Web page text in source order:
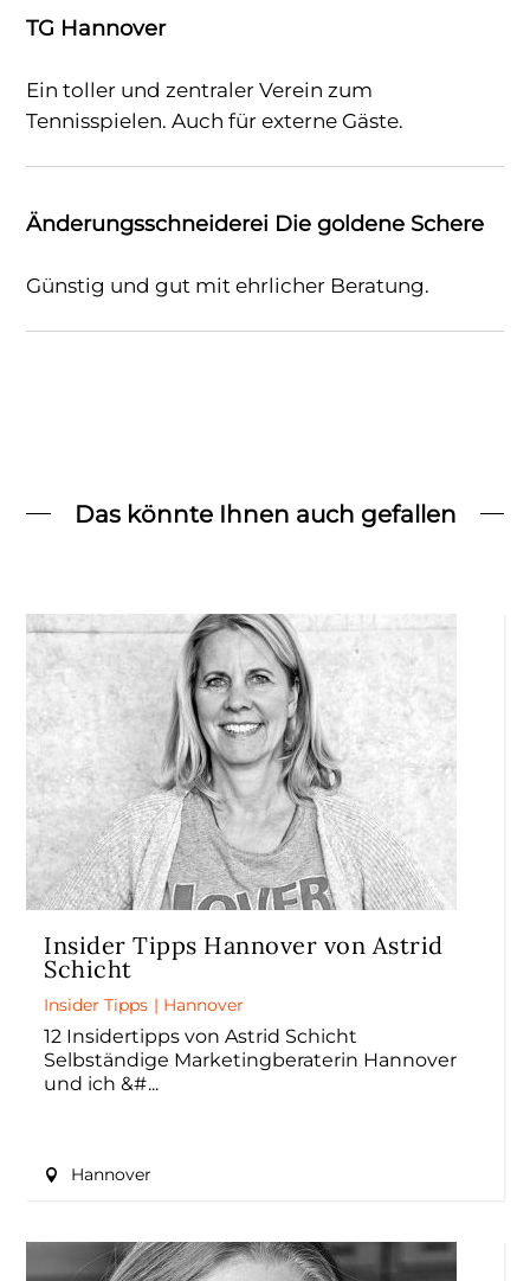
TG Hannover
Ein toller und zentraler Verein zum
Tennisspielen. Auch für externe Gäste.
Änderungsschneiderei Die goldene Schere
Günstig und gut mit ehrlicher Beratung.
Das könnte Ihnen auch gefallen
Insider Tipps Hannover von Astrid
Schicht
Insider Tipps | Hannover
12 Insidertipps von Astrid Schicht
Selbständige Marketingberaterin Hannover
und ich &#
Hannover